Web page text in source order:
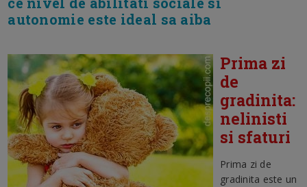
autonomie este ideal sa aiba
Prima zi
de
gradinita:
nelinisti
si sfaturi
Prima zi de
gradinita este un